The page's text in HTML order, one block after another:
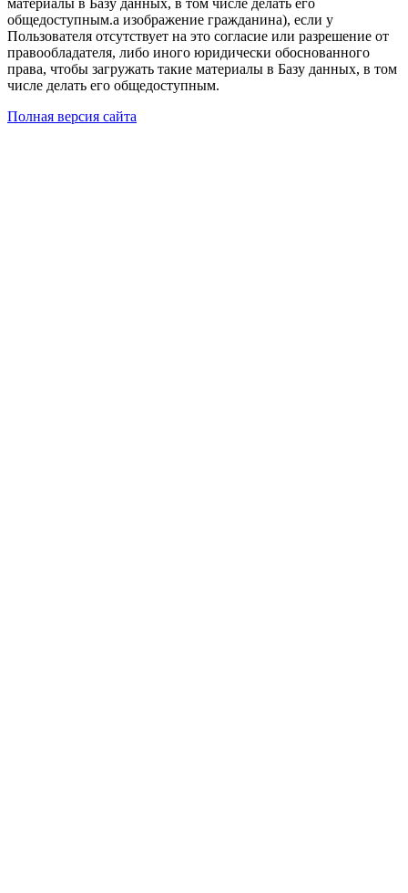
материалы в Базу данных, в том числе делать его
общедоступным.а изображение гражданина), если у
Пользователя отсутствует на это согласие или разрешение от
правообладателя, либо иного юридически обоснованного
права, чтобы загружать такие материалы в Базу данных, в том
числе делать его общедоступным.
Полная версия сайта